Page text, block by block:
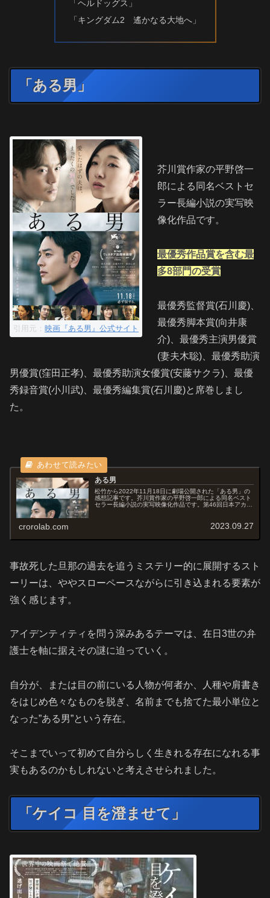
「ヘルドッグス」
「キングダム2 遙かなる大地へ」
「ある男」
引用元： 映画『ある男』公式サイト
芥川賞作家の平野啓一
郎による同名ベストセ
ラー長編小説の実写映
像化作品です。
最優秀作品賞を含む最
多8部門の受賞
最優秀監督賞(石川慶)、
最優秀脚本賞(向井康
介)、最優秀主演男優賞
(妻夫木聡)、最優秀助演
男優賞(窪田正孝)、最優秀助演女優賞(安藤サクラ)、最優
秀録音賞(小川武)、最優秀編集賞(石川慶)と席巻しまし
た。
ある男
松竹から2022年11月18日に劇場公開された「ある男」の
感想記事です。芥川賞作家の平野啓一郎による同名ベスト
セラー長編小説の実写映像化作品です。第46回日本アカデ
crorolab.com 2023.09.27
事故死した旦那の過去を追うミステリー的に展開するスト
ーリーは、ややスローペースながらに引き込まれる要素が
強く感じます。
アイデンティティを問う深みあるテーマは、在日3世の弁
護士を軸に据えその謎に迫っていく。
自分が、または目の前にいる人物が何者か、人種や肩書き
をはじめ色々なものを脱ぎ、名前までも捨てた最小単位と
なった”ある男”という存在。
そこまでいって初めて自分らしく生きれる存在になれる事
実もあるのかもしれないと考えさせられました。
「ケイコ 目を澄ませて」